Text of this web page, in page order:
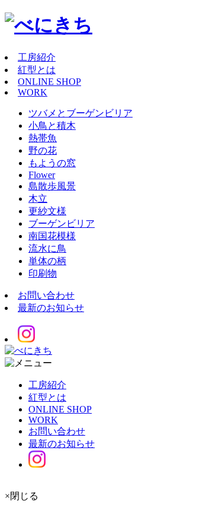
工房紹介
紅型とは
ONLINE SHOP
WORK
ツバメとブーゲンビリア
小鳥と積木
熱帯魚
野の花
もようの窓
Flower
島散歩風景
木立
更紗文様
ブーゲンビリア
南国花模様
流水に鳥
単体の柄
印刷物
お問い合わせ
最新のお知らせ
工房紹介
紅型とは
ONLINE SHOP
WORK
お問い合わせ
最新のお知らせ
×閉じる